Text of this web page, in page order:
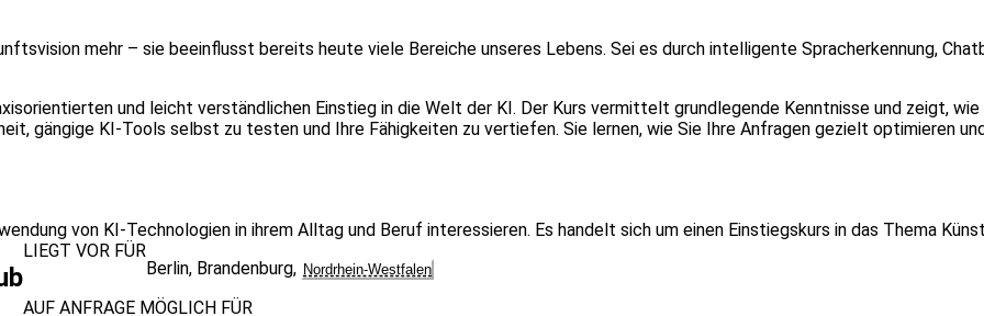
mehr – sie beeinflusst bereits heute viele Bereiche unseres Lebens. Sei es durch intelligente Spracherkennung,
und leicht verständlichen Einstieg in die Welt der KI. Der Kurs vermittelt grundlegende Kenntnisse und zeigt,
gängige KI-Tools selbst zu testen und Ihre Fähigkeiten zu vertiefen. Sie lernen, wie Sie Ihre Anfragen gezielt optimieren
von KI-Technologien in ihrem Alltag und Beruf interessieren. Es handelt sich um einen Einstiegskurs in das Thema
LIEGT VOR FÜR
Berlin, Brandenburg, Nordrhein-Westfalen
AUF ANFRAGE MÖGLICH FÜR